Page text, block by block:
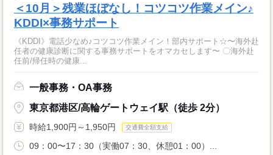
＜10月＞残業ほぼなし！コツコツ作業メイン♪
KDDI×事務サポート
《KDDI》電話少なめ♪コツコツ作業メイン！部内サポート☆〜海外赴
任者の健康診断に関する事務サポートをオマカセします〜 〇海外赴
任前/帰任時の健康...
一般事務・OA事務
東京都港区/高輪ゲートウェイ駅（徒歩 2分）
時給1,900円～1,950円 交通費全額支給
09：00〜17：30（実働07：30、休憩01：00）...